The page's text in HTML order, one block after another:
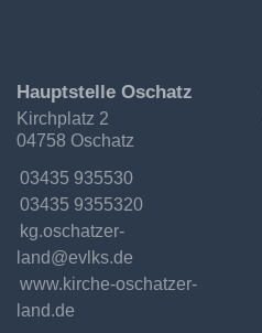
Ev.-
Luth.
Kirchgemeinde
Oschatzer
Hauptstelle Oschatz
Kirchplatz 2
04758 Oschatz
Telefon:
03435 935530
Fax:
03435 9355320
Email:
Internet:
www.kirche-oschatzer-
land.de